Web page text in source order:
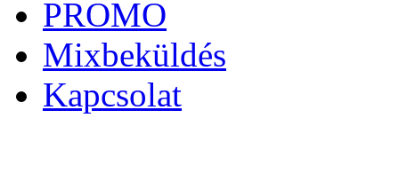
PROMO
Mixbeküldés
Kapcsolat